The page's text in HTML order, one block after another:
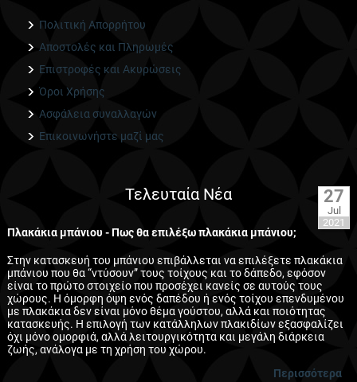
Πολιτική Απορρήτου
Αποστολές και Πληρωμές
Επιστροφές και Ακυρώσεις
Όροι Χρήσης
Ασφάλεια συναλλαγών
Επικοινωνήστε μαζί μας
Τελευταία Νέα 27
Jul
2021
Πλακάκια μπάνιου - Πως θα επιλέξω πλακάκια μπάνιου;
Στην κατασκευή του μπάνιου επιβάλλεται να επιλέξετε πλακάκια
μπάνιου που θα “ντύσουν” τους τοίχους και το δάπεδο, εφόσον
είναι το πρώτο στοιχείο που προσέχει κανείς σε αυτούς τους
χώρους. Η όμορφη όψη ενός δαπέδου ή ενός τοίχου επενδυμένου
με πλακάκια δεν είναι μόνο θέμα γούστου, αλλά και ποιότητας
κατασκευής. Η επιλογή των κατάλληλων πλακιδίων εξασφαλίζει
όχι μόνο ομορφιά, αλλά λειτουργικότητα και μεγάλη διάρκεια
ζωής, ανάλογα με τη χρήση του χώρου.
Περισσότερα